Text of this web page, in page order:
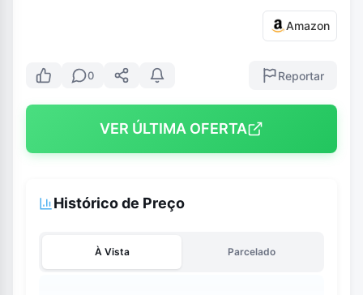
Amazon
0 Reportar
VER ÚLTIMA OFERTA
Histórico de Preço
À Vista Parcelado